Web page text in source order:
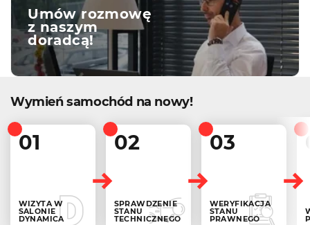
Umów rozmowę
z naszym
doradcą!
Wymień samochód na nowy!
01
WIZYTA W
SALONIE
DYNAMICA
02
SPRAWDZENIE
STANU
TECHNICZNEGO
03
WERYFIKACJA
STANU
PRAWNEGO